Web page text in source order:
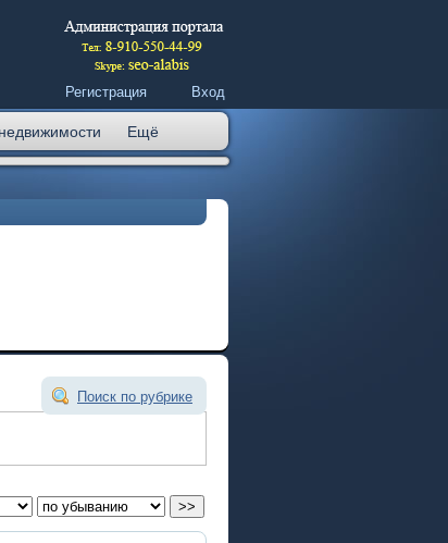
Регистрация Вход
Ещё
Поиск по рубрике